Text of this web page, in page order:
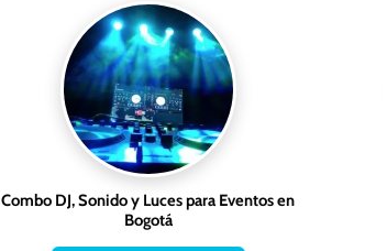
Combo DJ, Sonido y Luces para Eventos en
Bogotá